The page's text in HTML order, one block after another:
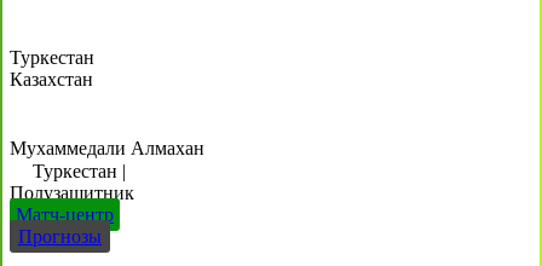
Туркестан
Казахстан
Мухаммедали Алмахан
Туркестан |
Полузащитник
Матч-центр
Прогнозы